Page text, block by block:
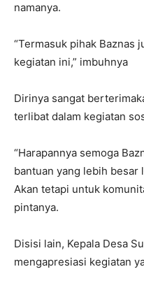
namanya.
“Termasuk pihak Baznas
kegiatan ini,” imbuhnya
Dirinya sangat
terlibat dalam kegiatan
“Harapannya semoga
bantuan yang lebih besar
Akan tetapi untuk
pintanya.
Disisi lain, Kepala Desa
mengapresiasi kegiatan